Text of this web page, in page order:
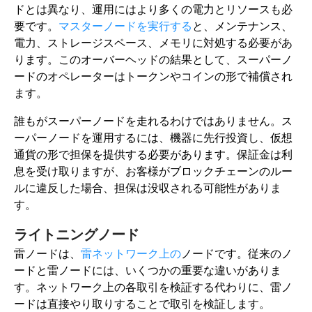
ドとは異なり、運用にはより多くの電力とリソースも必
要です。 マスターノードを実行する と、メンテナンス、
電力、ストレージスペース、メモリに対処する必要があ
ります。このオーバーヘッドの結果として、スーパーノ
ードのオペレーターはトークンやコインの形で補償され
ます。
誰もがスーパーノードを走れるわけではありません。ス
ーパーノードを運用するには、機器に先行投資し、仮想
通貨の形で担保を提供する必要があります。保証金は利
息を受け取りますが、お客様がブロックチェーンのルー
ルに違反した場合、担保は没収される可能性がありま
す。
ライトニングノード
雷ノードは、 雷ネットワーク上の ノードです。従来のノ
ードと雷ノードには、いくつかの重要な違いがありま
す。ネットワーク上の各取引を検証する代わりに、雷ノ
ードは直接やり取りすることで取引を検証します。